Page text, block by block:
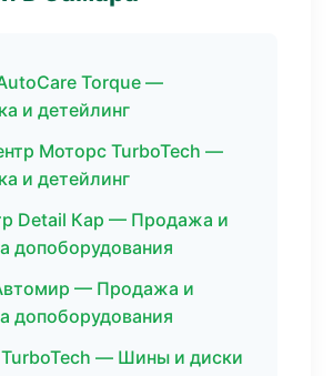
Torque —
и детейлинг
Моторс TurboTech —
и детейлинг
Detail Кар — Продажа и
допоборудования
— Продажа и
допоборудования
— Шины и диски